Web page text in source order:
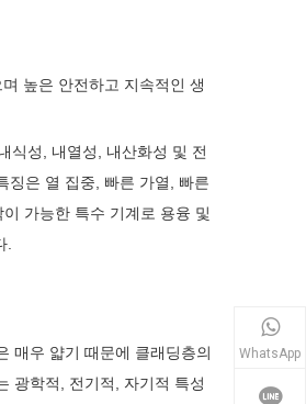
높은 안전하고 지속적인 생
식성, 내열성, 내산화성 및 전
징은 열 집중, 빠른 가열, 빠른
가능한 특수 기계로 용융 및
.
매우 얇기 때문에 클래딩층의
광학적, 전기적, 자기적 특성
WhatsApp